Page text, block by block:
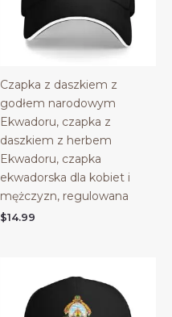
Czapka z daszkiem z
godłem narodowym
Ekwadoru, czapka z
daszkiem z herbem
Ekwadoru, czapka
ekwadorska dla kobiet i
mężczyzn, regulowana
$14.99